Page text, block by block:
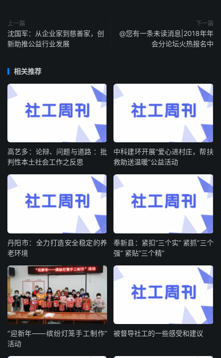
上一篇
沈国军：从企业家到慈善家，创
新助推公益行业发展
下一篇
@您有一条未读消息|2018年年
会分论坛火热报名中
相关推荐
高艺多：论辩、问题与道路 ：批
判性本土社会工作之反思
中科建环开展“爱心进村庄，帮扶
救助送温暖”公益活动
丹阳市：全力打造安全稳定的养
老环境
奉新县：紧扣“三个实” 紧抓“三个
强” 紧贴“三个精”
“迎新年——缤纷灯笼手工制作”
活动
被督导社工的一些感受和建议